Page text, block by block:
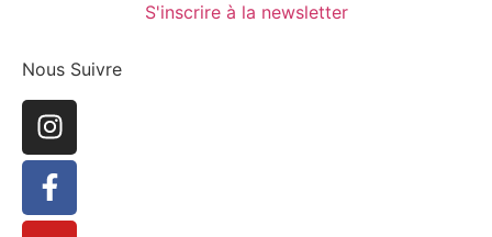
S'inscrire à la newsletter
Nous Suivre